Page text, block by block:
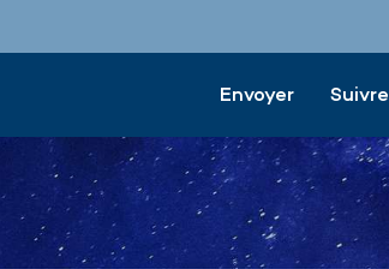
Envoyer Suivre